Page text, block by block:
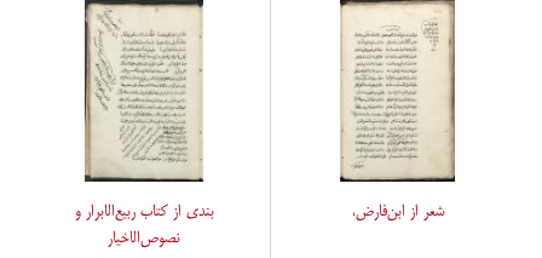
شعر از ابن‌فارض،
بندی از کتاب ربیع‌الابرار و
نصوص‌الاخیار